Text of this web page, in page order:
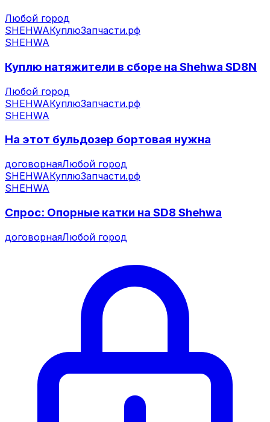
Любой город
SHEHWAКуплюЗапчасти.рф
SHEHWA
Куплю натяжители в сборе на Shehwa SD8N
Любой город
SHEHWAКуплюЗапчасти.рф
SHEHWA
На этот бульдозер бортовая нужна
договорнаяЛюбой город
SHEHWAКуплюЗапчасти.рф
SHEHWA
Спрос: Опорные катки на SD8 Shehwa
договорнаяЛюбой город